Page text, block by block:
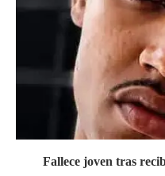
Fallece joven tras